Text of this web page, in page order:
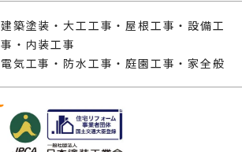
建築塗装・大工工事・屋根工事・設備工
事・内装工事
電気工事・防水工事・庭園工事・家全般